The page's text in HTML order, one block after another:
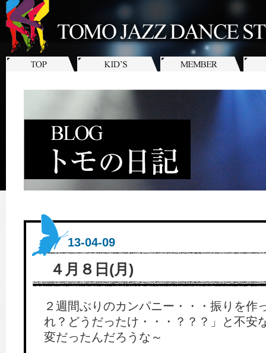
13-04-09
４月８日(月)
２週間ぶりのカンパニー・・・振りを作
れ？どうだったけ・・・？？？」と不安
変だったんだろうな～